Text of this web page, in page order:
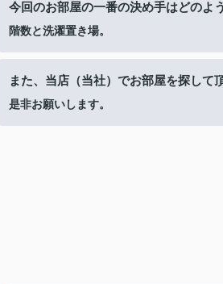
今回のお部屋の一番の決め手はどのよ
階数と洗濯置き場。
また、当店（当社）でお部屋を探して
是非お願いします。